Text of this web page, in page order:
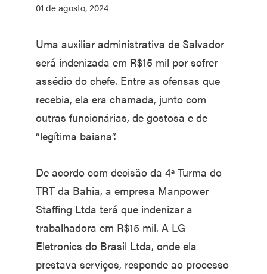
01 de agosto, 2024
Uma auxiliar administrativa de Salvador
será indenizada em R$15 mil por sofrer
assédio do chefe. Entre as ofensas que
recebia, ela era chamada, junto com
outras funcionárias, de gostosa e de
“legítima baiana”.
De acordo com decisão da 4ª Turma do
TRT da Bahia, a empresa Manpower
Staffing Ltda terá que indenizar a
trabalhadora em R$15 mil. A LG
Eletronics do Brasil Ltda, onde ela
prestava serviços, responde ao processo